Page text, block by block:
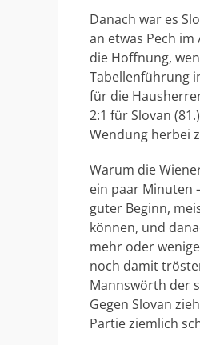
Danach war es
an etwas Pech
die Hoffnung,
Tabellenführung
für die
2:1 für Slovan
Wendung herbei
Warum die
ein paar Minuten
guter Beginn,
können, und
mehr oder
noch damit
Mannswörth der
Gegen Slovan
Partie ziemlich